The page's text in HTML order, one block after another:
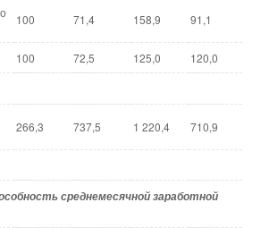
100 71,4 158,9 91,1
100 72,5 125,0 120,0
266,3 737,5 1 220,4 710,9
среднемесячной заработной